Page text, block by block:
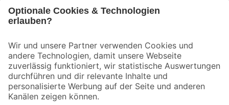
Der toom Newsletter: Keine Angebote und Aktionen mehr verpassen!
Zur Newsletter Anmeldung
Folge uns